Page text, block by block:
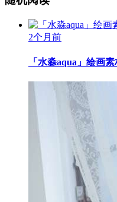
2个月前
「水淼aqua」绘画